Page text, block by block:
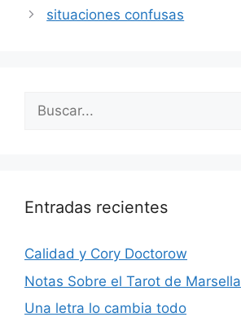
situaciones confusas
Buscar:
Entradas recientes
Calidad y Cory Doctorow
Notas Sobre el Tarot de Marsella
Una letra lo cambia todo